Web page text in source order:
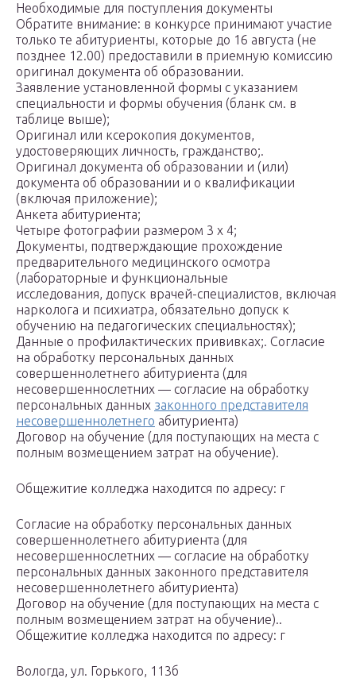
Необходимые для поступления документы
Обратите внимание: в конкурсе принимают участие
только те абитуриенты, которые до 16 августа (не
позднее 12.00) предоставили в приемную комиссию
оригинал документа об образовании.
Заявление установленной формы с указанием
специальности и формы обучения (бланк см. в
таблице выше);
Оригинал или ксерокопия документов,
удостоверяющих личность, гражданство;.
Оригинал документа об образовании и (или)
документа об образовании и о квалификации
(включая приложение);
Анкета абитуриента;
Четыре фотографии размером 3 х 4;
Документы, подтверждающие прохождение
предварительного медицинского осмотра
(лабораторные и функциональные
исследования, допуск врачей-специалистов, включая
нарколога и психиатра, обязательно допуск к
обучению на педагогических специальностях);
Данные о профилактических прививках;. Согласие
на обработку персональных данных
совершеннолетнего абитуриента (для
несовершеннослетних — согласие на обработку
персональных данных законного представителя
несовершеннолетнего абитуриента)
Договор на обучение (для поступающих на места с
полным возмещением затрат на обучение).
Общежитие колледжа находится по адресу: г
Согласие на обработку персональных данных
совершеннолетнего абитуриента (для
несовершеннослетних — согласие на обработку
персональных данных законного представителя
несовершеннолетнего абитуриента)
Договор на обучение (для поступающих на места с
полным возмещением затрат на обучение)..
Общежитие колледжа находится по адресу: г
Вологда, ул. Горького, 113б